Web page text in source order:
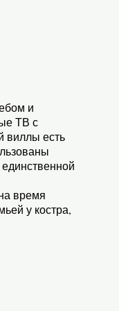
и
ТВ с
виллы есть
время
у костра,